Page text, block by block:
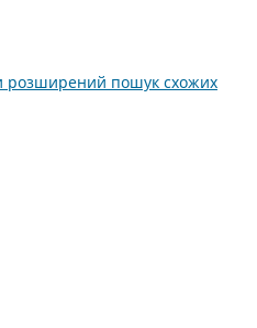
розширений пошук схожих